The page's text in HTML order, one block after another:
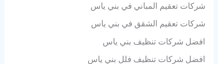
شركات تعقيم المباني في بني ياس
شركات تعقيم الشقق في بني ياس
افضل شركات تنظيف بني ياس
افضل شركات تنظيف فلل بني ياس